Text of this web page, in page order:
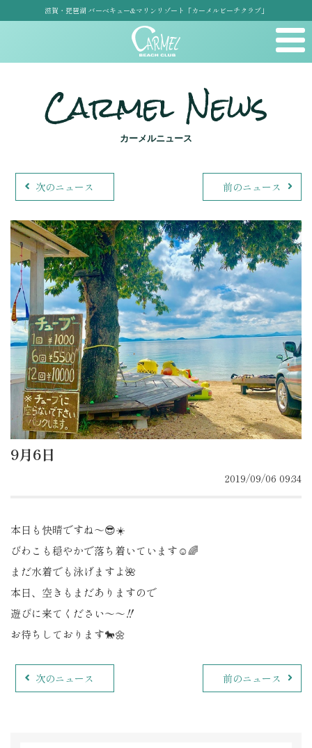
滋賀・琵琶湖 バーベキュー&マリンリゾート「カーメルビーチクラブ」
Carmel News
カーメルニュース
次のニュース 前のニュース
9月6日
2019/09/06 09:34
本日も快晴ですね〜😎☀️
びわこも穏やかで落ち着いています☺️🌈
まだ水着でも泳げますよ🌺
本日、空きもまだありますので
遊びに来てください〜〜‼️
お待ちしております🐎🌼
次のニュース 前のニュース